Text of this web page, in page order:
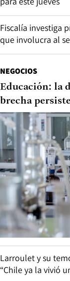
Fiscalía investiga
que involucra al
NEGOCIOS
Educación: la
brecha
Larroulet y su
“Chile ya la vivió